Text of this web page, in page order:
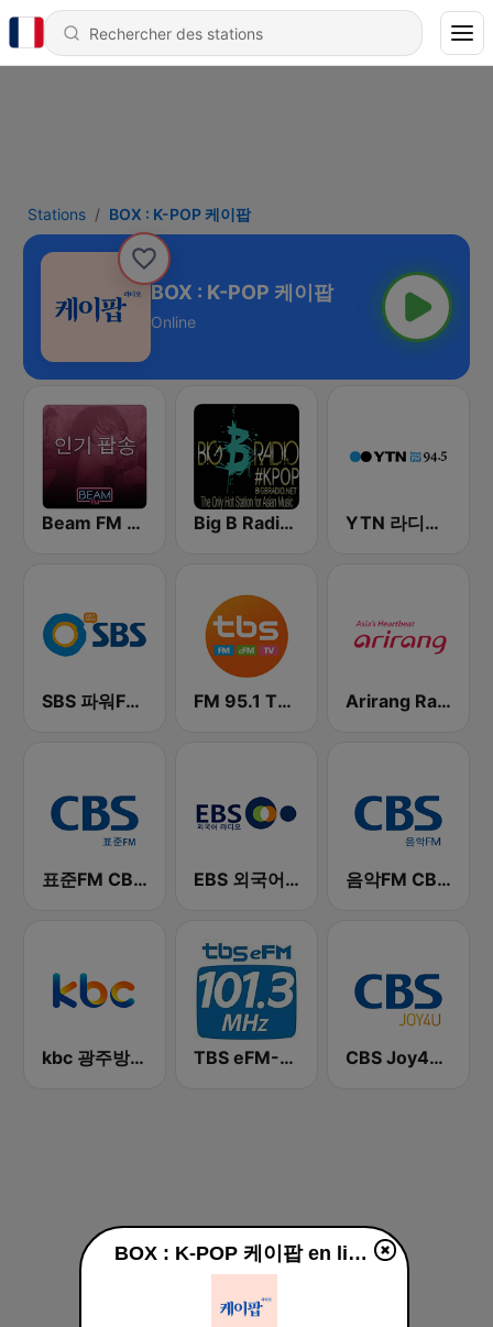
Stations BOX : K-POP 케이팝
BOX : K-POP 케이팝
Online
Beam FM - 취향저격 감각 팝송 Big B Radio - KPOP(인터넷 라디오) YTN 라디오 (YTN FM) - 24 Hours News Channel
SBS 파워FM-SBS 라디오 FM 95.1 TBS fm Arirang Radio
표준FM CBS 라디오 (Standard FM) EBS 외국어 라디오 (i-radio) 음악FM CBS 라디오 (Music FM)
kbc 광주방송 MyFM TBS eFM-교통방송 영어전문 라디오 CBS Joy4U-CBS 라디오
BOX : K-POP 케이팝 en ligne